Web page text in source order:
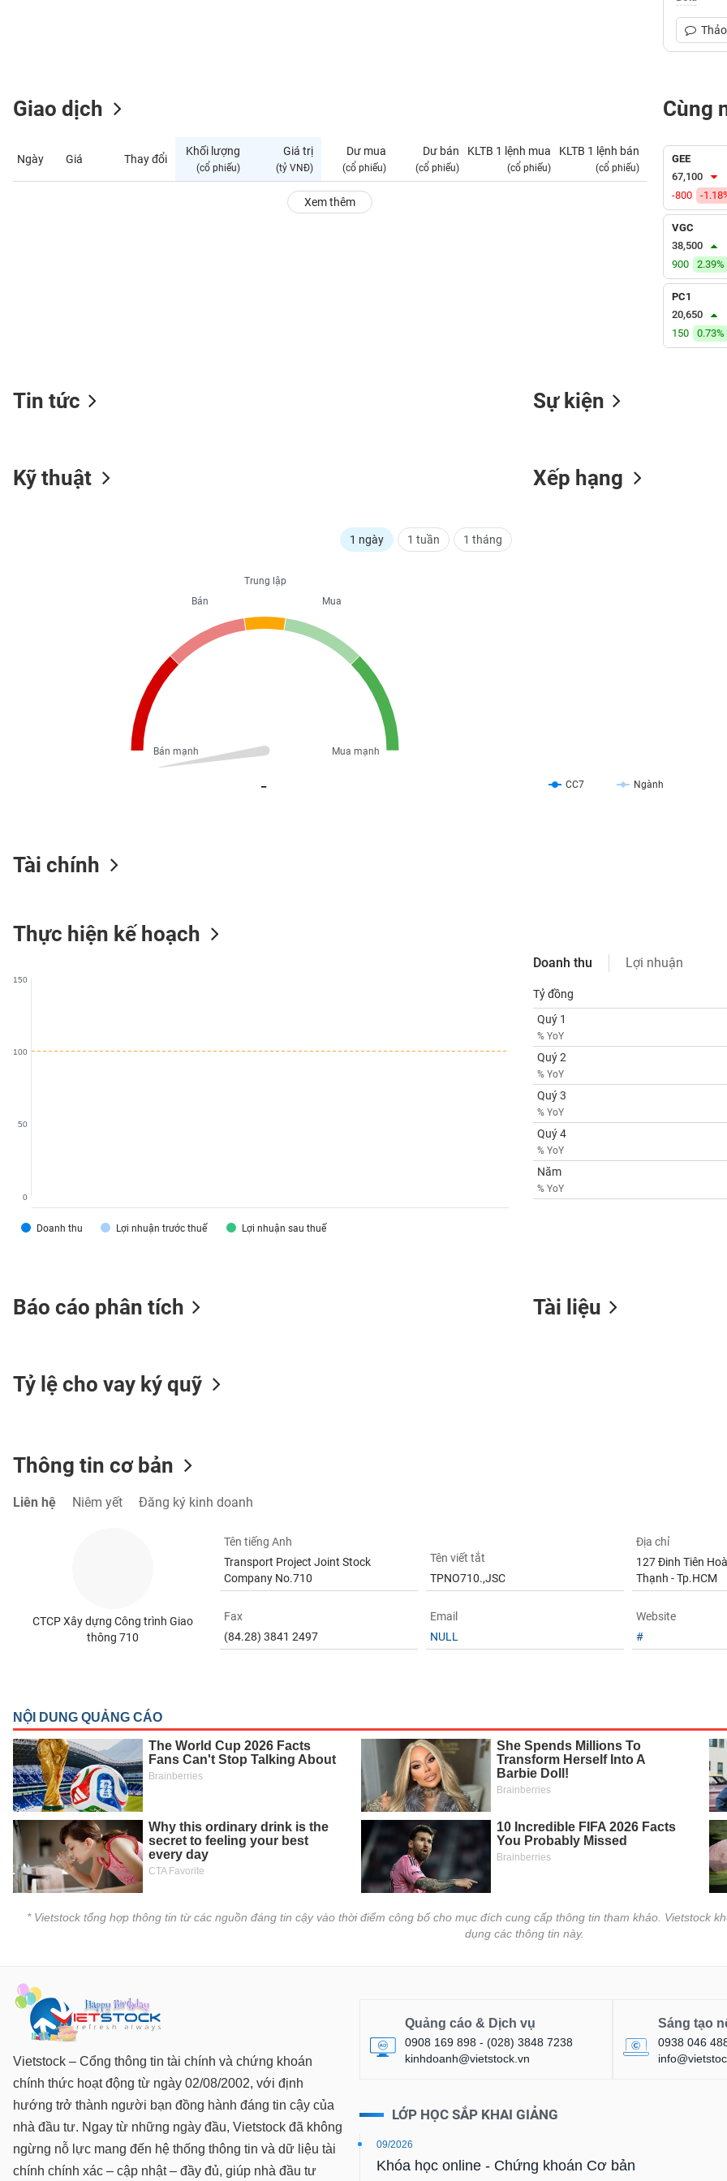
Giao dịch
Ngày Giá Thay đổi
Khối lượng
(cổ phiếu)
Giá trị
(tỷ VNĐ)
Dư mua
(cổ phiếu)
Dư bán
(cổ phiếu)
KLTB 1 lệnh mua
(cổ phiếu)
KLTB 1 lệnh bán
(cổ phiếu)
Xem thêm
Cùng
GEE
67,100
-800
-
VGC
38,500
900
2.39%
PC1
20,650
150
0.73%
Tin tức Sự kiện
Kỹ thuật
1 ngày 1 tuần 1 tháng
Trung lập
Mua
Mua mạnh
Bán
Bán mạnh
Xếp hạng
CC7 Ngành
Tài chính
Thực hiện kế hoạch
Doanh thu Lợi nhuận trước thuế Lợi nhuận sau thuế
0
50
100
150
Doanh thu Lợi nhuận
Tỷ đồng
Quý 1
% YoY
Quý 2
% YoY
Quý 3
% YoY
Quý 4
% YoY
Năm
% YoY
Báo cáo phân tích Tài liệu
Tỷ lệ cho vay ký quỹ
Thông tin cơ bản
Liên hệ Niêm yết Đăng ký kinh doanh
CTCP Xây dựng Công trình Giao
thông 710
Tên tiếng Anh
Transport Project Joint Stock
Company No.710
Tên viết tắt
TPNO710.,JSC
Địa chỉ
127 Đinh Tiên
Thạnh - Tp.HCM
Fax
(84.28) 3841 2497
Email
NULL
Website
#
* Vietstock tổng hợp thông tin từ các nguồn đáng tin cậy vào thời điểm công bố cho mục đích cung cấp thông tin tham khảo. Vietstock
dụng các thông tin này.
Vietstock – Cổng thông tin tài chính và chứng khoán
chính thức hoạt động từ ngày 02/08/2002, với định
hướng trở thành người bạn đồng hành đáng tin cậy của
nhà đầu tư. Ngay từ những ngày đầu, Vietstock đã không
ngừng nỗ lực mang đến hệ thống thông tin và dữ liệu tài
chính chính xác – cập nhật – đầy đủ, giúp nhà đầu tư
Quảng cáo & Dịch vụ
0908 169 898 - (028) 3848 7238
kinhdoanh@vietstock.vn
Sáng tạo
0938 046
LỚP HỌC SẮP KHAI GIẢNG
09/2026
Khóa học online - Chứng khoán Cơ bản
CÁ
NHÂN
TƯ
DỮ
LIỆU
Ngành
SECTOR
LƯỢNG
NGUYÊN
THIẾT
YẾU
CHĂM
SỨC
KHỎE
CÔNG
NGHỆ
THÔNG
TIN
DỊCH